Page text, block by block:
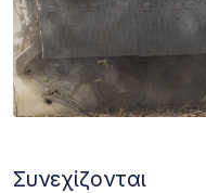
Συνεχίζονται